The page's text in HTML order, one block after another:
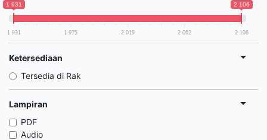
1 931 2 106
1 931 1 975 2 019 2 062 2 106
Ketersediaan
Tersedia di Rak
Lampiran
PDF
Audio